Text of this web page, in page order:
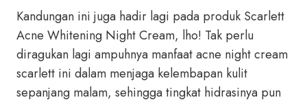
Kandungan ini juga hadir lagi pada produk Scarlett
Acne Whitening Night Cream, lho! Tak perlu
diragukan lagi ampuhnya manfaat acne night cream
scarlett ini dalam menjaga kelembapan kulit
sepanjang malam, sehingga tingkat hidrasinya pun